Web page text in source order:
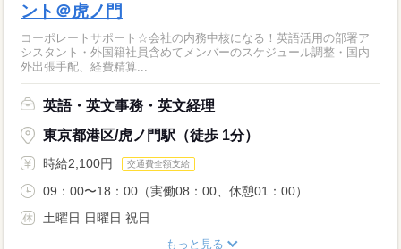
ント＠虎ノ門
コーポレートサポート☆会社の内務中核になる！英語活用の部署ア
シスタント・外国籍社員含めてメンバーのスケジュール調整・国内
外出張手配、経費精算...
英語・英文事務・英文経理
東京都港区/虎ノ門駅（徒歩 1分）
時給2,100円 交通費全額支給
09：00〜18：00（実働08：00、休憩01：00）...
土曜日 日曜日 祝日
もっと見る